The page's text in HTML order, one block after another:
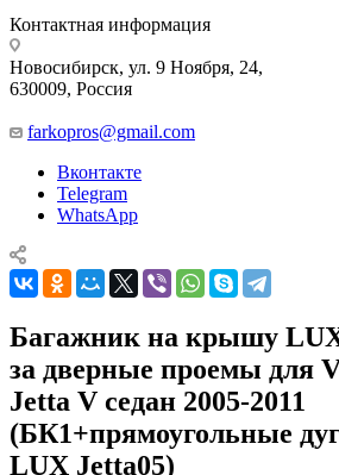
Контактная информация
Новосибирск, ул. 9 Ноября, 24,
630009, Россия
farkopros@gmail.com
Вконтакте
Telegram
WhatsApp
Багажник на крышу
за дверные проемы для
Jetta V седан 2005-2011
(БК1+прямоугольные
LUX Jetta05)